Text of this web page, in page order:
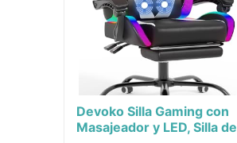
Devoko Silla Gaming con
Masajeador y LED, Silla de